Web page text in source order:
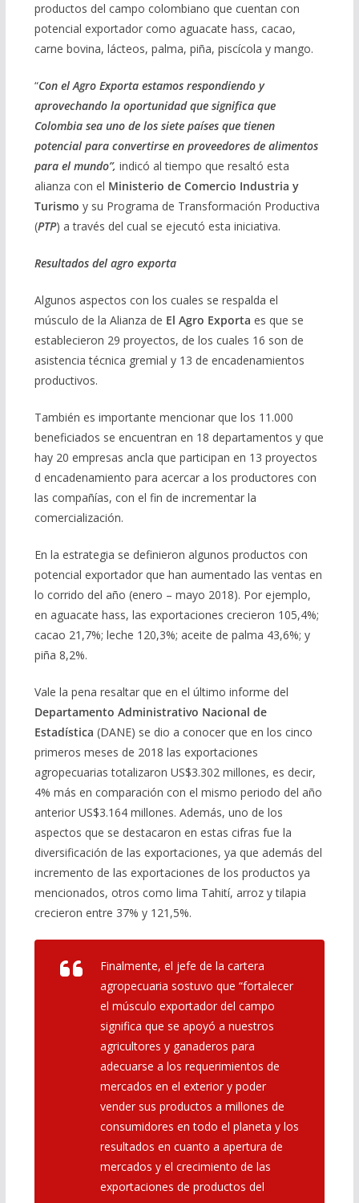
productos del campo colombiano que cuentan con
potencial exportador como aguacate hass, cacao,
carne bovina, lácteos, palma, piña, piscícola y mango.
“Con el Agro Exporta estamos respondiendo y
aprovechando la oportunidad que significa que
Colombia sea uno de los siete países que tienen
potencial para convertirse en proveedores de alimentos
para el mundo”, indicó al tiempo que resaltó esta
alianza con el Ministerio de Comercio Industria y
Turismo y su Programa de Transformación Productiva
(PTP) a través del cual se ejecutó esta iniciativa.
Resultados del agro exporta
Algunos aspectos con los cuales se respalda el
músculo de la Alianza de El Agro Exporta es que se
establecieron 29 proyectos, de los cuales 16 son de
asistencia técnica gremial y 13 de encadenamientos
productivos.
También es importante mencionar que los 11.000
beneficiados se encuentran en 18 departamentos y que
hay 20 empresas ancla que participan en 13 proyectos
d encadenamiento para acercar a los productores con
las compañías, con el fin de incrementar la
comercialización.
En la estrategia se definieron algunos productos con
potencial exportador que han aumentado las ventas en
lo corrido del año (enero – mayo 2018). Por ejemplo,
en aguacate hass, las exportaciones crecieron 105,4%;
cacao 21,7%; leche 120,3%; aceite de palma 43,6%; y
piña 8,2%.
Vale la pena resaltar que en el último informe del
Departamento Administrativo Nacional de
Estadística (DANE) se dio a conocer que en los cinco
primeros meses de 2018 las exportaciones
agropecuarias totalizaron US$3.302 millones, es decir,
4% más en comparación con el mismo periodo del año
anterior US$3.164 millones. Además, uno de los
aspectos que se destacaron en estas cifras fue la
diversificación de las exportaciones, ya que además del
incremento de las exportaciones de los productos ya
mencionados, otros como lima Tahití, arroz y tilapia
crecieron entre 37% y 121,5%.
Finalmente, el jefe de la cartera
agropecuaria sostuvo que “fortalecer
el músculo exportador del campo
significa que se apoyó a nuestros
agricultores y ganaderos para
adecuarse a los requerimientos de
mercados en el exterior y poder
vender sus productos a millones de
consumidores en todo el planeta y los
resultados en cuanto a apertura de
mercados y el crecimiento de las
exportaciones de productos del